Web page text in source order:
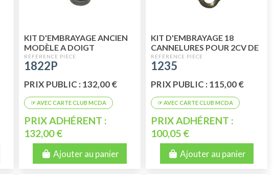
KIT D'EMBRAYAGE ANCIEN
MODÈLE A DOIGT
MONTAGE JUSQU'AU
04/1982 PERFORMANCE
1822P
PRIX PUBLIC : 132,00 €
PRIX ADHÉRENT :
132,00 €
Ajouter au panier
KIT D'EMBRAYAGE 18
CANNELURES POUR 2CV DE
04/66 AU 02/70 MODÈLE
CENTRIFUGE
1235
PRIX PUBLIC : 115,00 €
PRIX ADHÉRENT :
100,05 €
Ajouter au panier